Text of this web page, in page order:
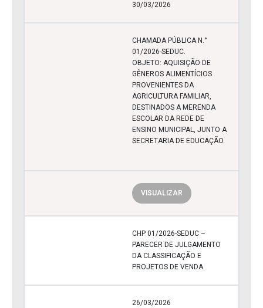
30/03/2026
CHAMADA PÚBLICA N.°
01/2026-SEDUC.
OBJETO: AQUISIÇÃO DE
GÊNEROS ALIMENTÍCIOS
PROVENIENTES DA
AGRICULTURA FAMILIAR,
DESTINADOS A MERENDA
ESCOLAR DA REDE DE
ENSINO MUNICIPAL, JUNTO A
SECRETARIA DE EDUCAÇÃO.
VISUALIZAR
CHP 01/2026-SEDUC –
PARECER DE JULGAMENTO
DA CLASSIFICAÇÃO E
PROJETOS DE VENDA
26/03/2026